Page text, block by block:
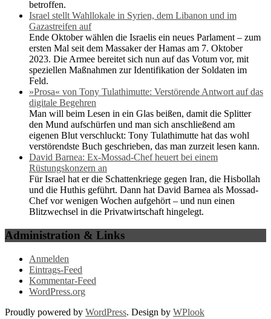
betroffen.
Israel stellt Wahllokale in Syrien, dem Libanon und im
Gazastreifen auf
Ende Oktober wählen die Israelis ein neues Parlament – zum
ersten Mal seit dem Massaker der Hamas am 7. Oktober
2023. Die Armee bereitet sich nun auf das Votum vor, mit
speziellen Maßnahmen zur Identifikation der Soldaten im
Feld.
»Prosa« von Tony Tulathimutte: Verstörende Antwort auf das
digitale Begehren
Man will beim Lesen in ein Glas beißen, damit die Splitter
den Mund aufschürfen und man sich anschließend am
eigenen Blut verschluckt: Tony Tulathimutte hat das wohl
verstörendste Buch geschrieben, das man zurzeit lesen kann.
David Barnea: Ex-Mossad-Chef heuert bei einem
Rüstungskonzern an
Für Israel hat er die Schattenkriege gegen Iran, die Hisbollah
und die Huthis geführt. Dann hat David Barnea als Mossad-
Chef vor wenigen Wochen aufgehört – und nun einen
Blitzwechsel in die Privatwirtschaft hingelegt.
Administration & Links
Anmelden
Eintrags-Feed
Kommentar-Feed
WordPress.org
Proudly powered by WordPress. Design by WPlook